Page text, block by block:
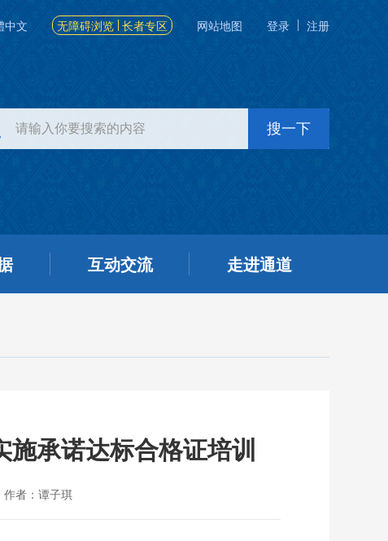
中文 无障碍浏览 长者专区 网站地图 登录 注册
互动交流 走进通道
承诺达标合格证培训
作者：谭子琪